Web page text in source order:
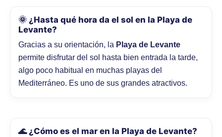
🌞 ¿Hasta qué hora da el sol en la Playa de
Levante?
Gracias a su orientación, la Playa de Levante
permite disfrutar del sol hasta bien entrada la tarde,
algo poco habitual en muchas playas del
Mediterráneo. Es uno de sus grandes atractivos.
🌊 ¿Cómo es el mar en la Playa de Levante?